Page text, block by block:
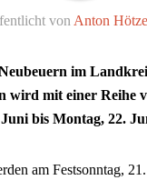
von Anton
im
wird mit einer Reihe
bis Montag, 22.
am Festsonntag,